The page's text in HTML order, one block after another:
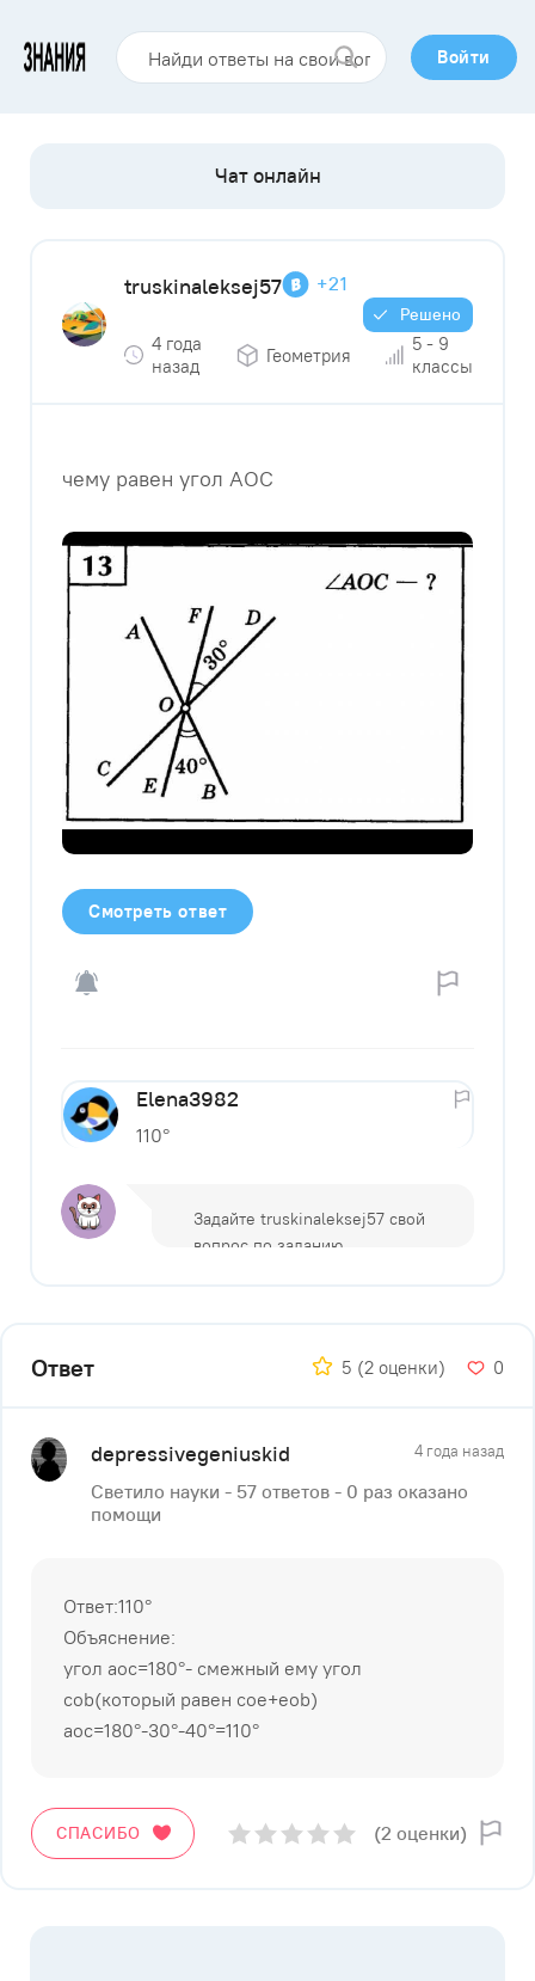
Войти
truskinaleksej57 +21
Решено
4 года
назад
Геометрия
5 - 9
классы
чему равен угол AOC ​
Смотреть ответ
Elena3982
110°
Ответ 5 (2 оценки) 0
depressivegeniuskid 4 года назад
Светило науки - 57 ответов - 0 раз оказано
помощи
Ответ:110°
Объяснение:
угол aoc=180°- смежный ему угол
cob(который равен coe+eob)
aoc=180°-30°-40°=110°
СПАСИБО (2 оценки)